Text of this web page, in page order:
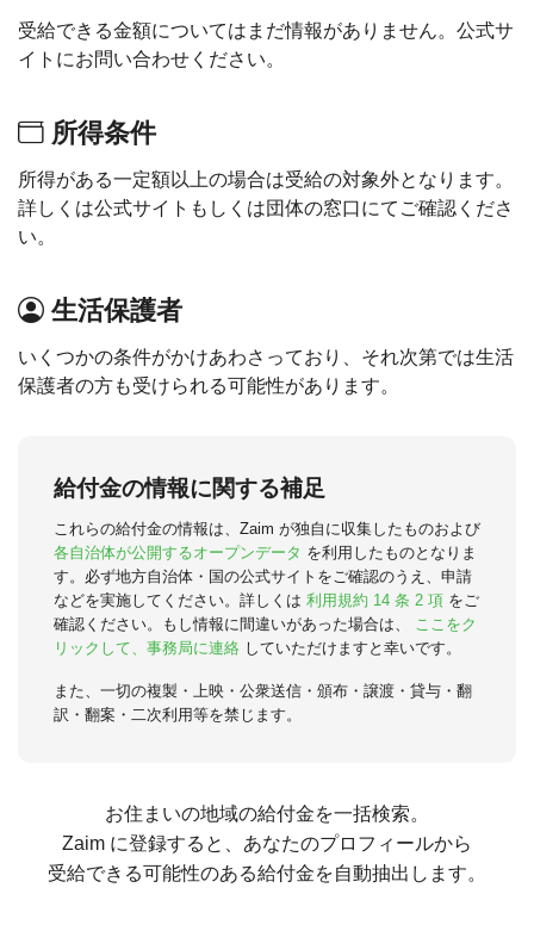
受給できる金額についてはまだ情報がありません。公式サ
イトにお問い合わせください。
所得条件
所得がある一定額以上の場合は受給の対象外となります。
詳しくは公式サイトもしくは団体の窓口にてご確認くださ
い。
生活保護者
いくつかの条件がかけあわさっており、それ次第では生活
保護者の方も受けられる可能性があります。
給付金の情報に関する補足
これらの給付金の情報は、Zaim が独自に収集したものおよび
各自治体が公開するオープンデータ を利用したものとなりま
す。必ず地方自治体・国の公式サイトをご確認のうえ、申請
などを実施してください。詳しくは 利用規約 14 条 2 項 をご
確認ください。もし情報に間違いがあった場合は、
ここをク
リックして、事務局に連絡 していただけますと幸いです。
また、一切の複製・上映・公衆送信・頒布・譲渡・貸与・翻
訳・翻案・二次利用等を禁じます。
お住まいの地域の給付金を一括検索。
Zaim に登録すると、あなたのプロフィールから
受給できる可能性のある給付金を自動抽出します。